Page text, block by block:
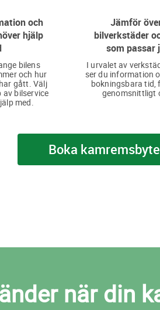
och
hjälp
bilens
och hur
gått. Välj
bilservice
med.
Jämför
bilverkstäder
som passar
I urvalet av
ser du information
bokningsbara tid,
genomsnittligt
Boka
när din